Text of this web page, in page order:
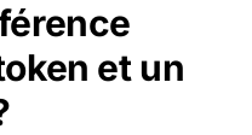
et un